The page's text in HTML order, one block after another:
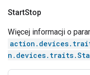
StartStop
Więcej informacji o